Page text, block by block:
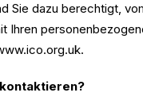
Sie dazu berechtigt,
Ihren